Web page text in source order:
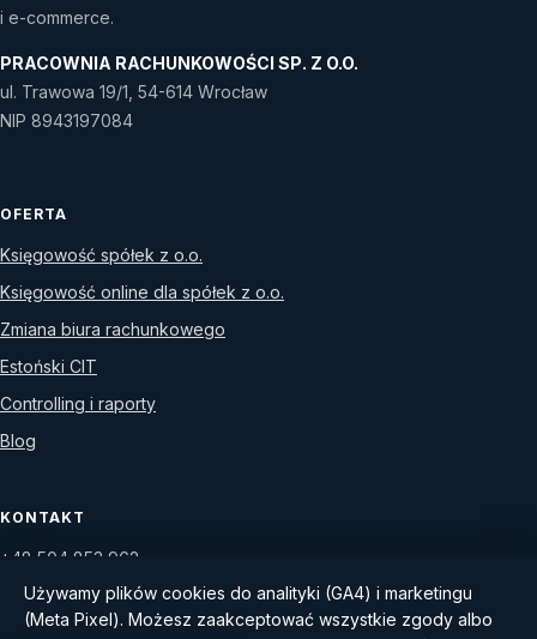
Używamy plików cookies do analityki (GA4) i marketingu
(Meta Pixel). Możesz zaakceptować wszystkie zgody albo
i e-commerce.
PRACOWNIA RACHUNKOWOŚCI SP. Z O.O.
ul. Trawowa 19/1, 54-614 Wrocław
NIP 8943197084
OFERTA
Księgowość spółek z o.o.
Księgowość online dla spółek z o.o.
Zmiana biura rachunkowego
Estoński CIT
Controlling i raporty
Blog
KONTAKT
+48 504 853 962
WhatsApp
Umów konsultację